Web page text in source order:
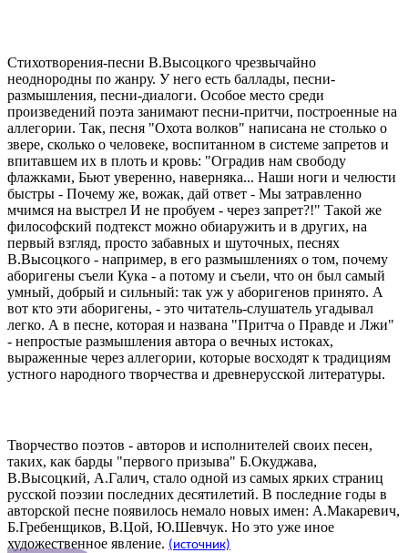
Стихотворения-песни В.Высоцкого чрезвычайно
неоднородны по жанру. У него есть баллады, песни-
размышления, песни-диалоги. Особое место среди
произведений поэта занимают песни-притчи, построенные на
аллегории. Так, песня "Охота волков" написана не столько о
звере, сколько о человеке, воспитанном в системе запретов и
впитавшем их в плоть и кровь: "Оградив нам свободу
флажками, Бьют уверенно, наверняка... Наши ноги и челюсти
быстры - Почему же, вожак, дай ответ - Мы затравленно
мчимся на выстрел И не пробуем - через запрет?!" Такой же
философский подтекст можно обиаружить и в других, на
первый взгляд, просто забавных и шуточных, песнях
В.Высоцкого - например, в его размышлениях о том, почему
аборигены съели Кука - а потому и съели, что он был самый
умный, добрый и сильный: так уж у аборигенов принято. А
вот кто эти аборигены, - это читатель-слушатель угадывал
легко. А в песне, которая и названа "Притча о Правде и Лжи"
- непростые размышления автора о вечных истоках,
выраженные через аллегории, которые восходят к традициям
устного народного творчества и древнерусской литературы.
Творчество поэтов - авторов и исполнителей своих песен,
таких, как барды "первого призыва" Б.Окуджава,
В.Высоцкий, А.Галич, стало одной из самых ярких страниц
русской поэзии последних десятилетий. В последние годы в
авторской песне появилось немало новых имен: А.Макаревич,
Б.Гребенщиков, В.Цой, Ю.Шевчук. Но это уже иное
художественное явление. (источник)